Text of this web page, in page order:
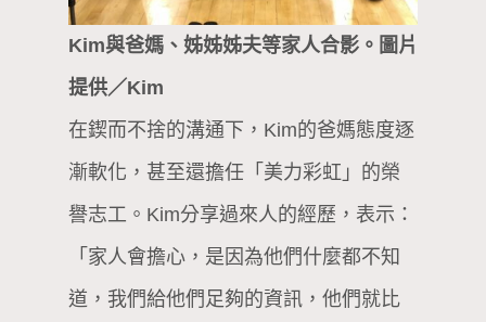
Kim與爸媽、姊姊姊夫等家人合影。圖片
提供／Kim
在鍥而不捨的溝通下，Kim的爸媽態度逐
漸軟化，甚至還擔任「美力彩虹」的榮
譽志工。Kim分享過來人的經歷，表示：
「家人會擔心，是因為他們什麼都不知
道，我們給他們足夠的資訊，他們就比